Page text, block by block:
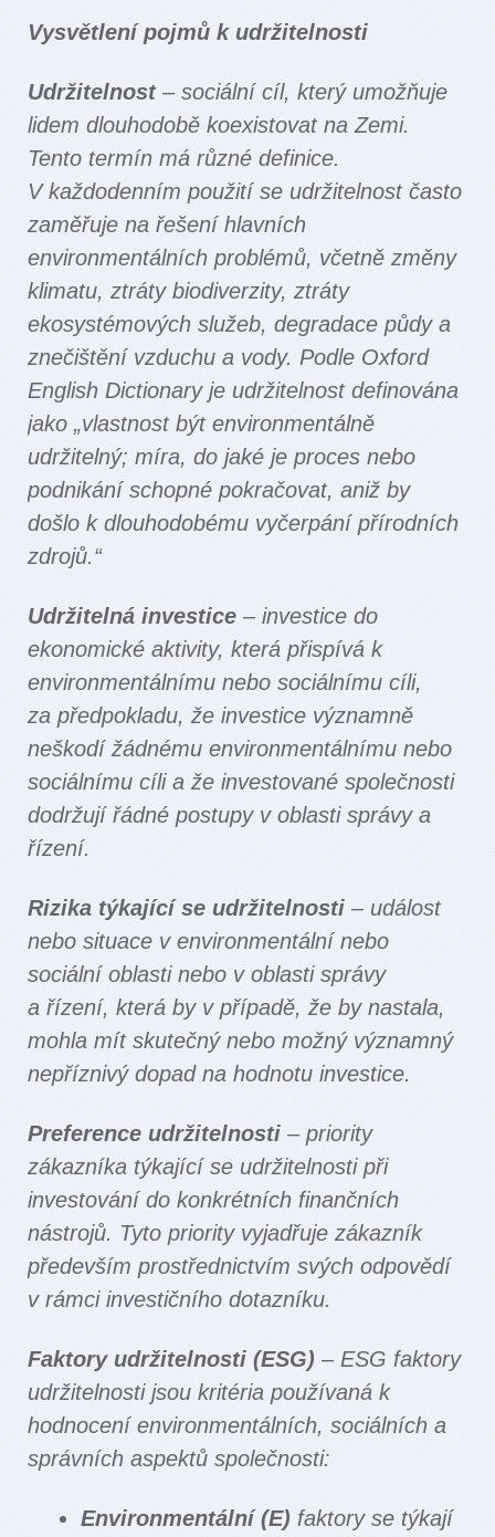
Vysvětlení pojmů k udržitelnosti
Udržitelnost– sociální cíl, který umožňuje
lidem dlouhodobě koexistovat na Zemi.
Tento termín má různé definice.
V každodenním použití se udržitelnost často
zaměřuje na řešení hlavních
environmentálních problémů, včetně změny
klimatu, ztráty biodiverzity, ztráty
ekosystémových služeb, degradace půdy a
znečištění vzduchu a vody. Podle Oxford
English Dictionary je udržitelnost definována
jako „vlastnost být environmentálně
udržitelný; míra, do jaké je proces nebo
podnikání schopné pokračovat, aniž by
došlo k dlouhodobému vyčerpání přírodních
zdrojů.“
Udržitelná investice – investice do
ekonomické aktivity, která přispívá k
environmentálnímu nebo sociálnímu cíli,
za předpokladu, že investice významně
neškodí žádnému environmentálnímu nebo
sociálnímu cíli a že investované společnosti
dodržují řádné postupy v oblasti správy a
řízení.
Rizika týkající se udržitelnosti – událost
nebo situace v environmentální nebo
sociální oblasti nebo v oblasti správy
a řízení, která by v případě, že by nastala,
mohla mít skutečný nebo možný významný
nepříznivý dopad na hodnotu investice.
Preference udržitelnosti – priority
zákazníka týkající se udržitelnosti při
investování do konkrétních finančních
nástrojů. Tyto priority vyjadřuje zákazník
především prostřednictvím svých odpovědí
v rámci investičního dotazníku.
Faktory udržitelnosti (ESG) – ESG faktory
udržitelnosti jsou kritéria používaná k
hodnocení environmentálních, sociálních a
správních aspektů společnosti:
Environmentální (E) faktory se týkají